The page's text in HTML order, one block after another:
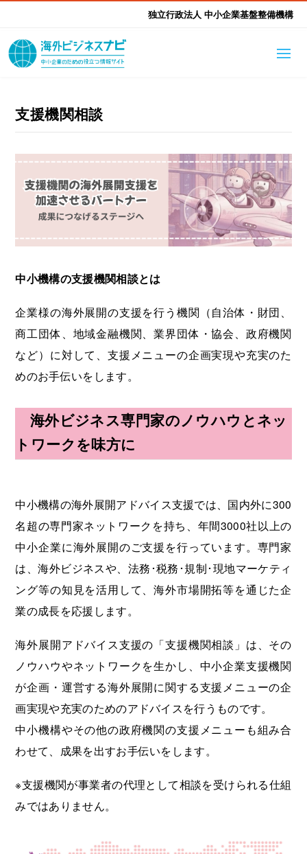
独立行政法人 中小企業基盤整備機構
海外ビジネスナビとは
海外出展 海外展示会ハン
ドブック
EUガイドブック
ふかぼり海外
海外進出ノウハウ 現地レポート
進出・支援事例 調査レポート
アドバイザーリスト
北海道本部
東北本部
北陸本部 近畿本部
中国本部 四国本部
九州本部
支援メニュー
海外展開アドバイス支援
海外展開支援メニュー 関係機関のリンク集
支援機関相談
中小機構の支援機関相談とは
企業様の海外展開の支援を行う機関（自治体・財団、
商工団体、地域金融機関、業界団体・協会、政府機関
など）に対して、支援メニューの企画実現や充実のた
めのお手伝いをします。
海外ビジネス専門家のノウハウとネッ
トワークを味方に
中小機構の海外展開アドバイス支援では、国内外に300
名超の専門家ネットワークを持ち、年間3000社以上の
中小企業に海外展開のご支援を行っています。専門家
は、海外ビジネスや、法務･税務･規制･現地マーケティ
ング等の知見を活用して、海外市場開拓等を通じた企
業の成長を応援します。
海外展開アドバイス支援の「支援機関相談」は、その
ノウハウやネットワークを生かし、中小企業支援機関
が企画・運営する海外展開に関する支援メニューの企
画実現や充実のためのアドバイスを行うものです。
中小機構やその他の政府機関の支援メニューも組み合
わせて、成果を出すお手伝いをします。
※支援機関が事業者の代理として相談を受けられる仕組
みではありません。